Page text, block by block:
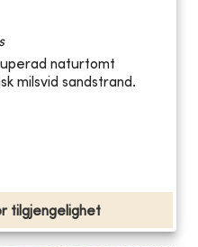
naturtomt
milsvid sandstrand.
tilgjengelighet